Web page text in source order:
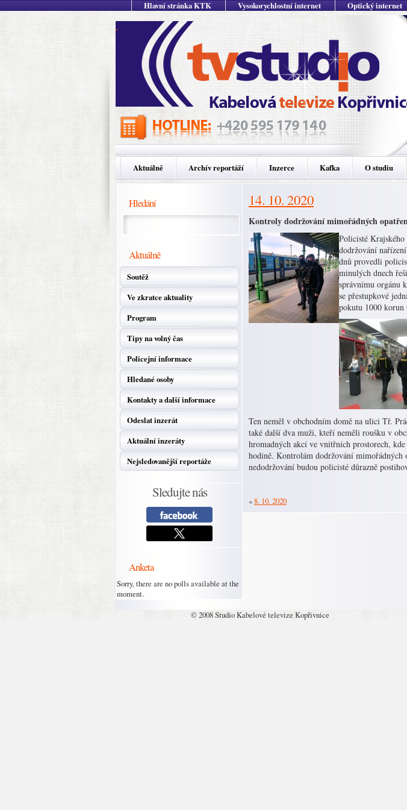
Hlavní stránka KTK Vysokorychlostní internet Optický internet
Aktuálně Archív reportáží Inzerce Kafka O studiu
Hledání
Aktuálně
Soutěž
Ve zkratce aktuality
Program
Tipy na volný čas
Policejní informace
Hledané osoby
Kontakty a další informace
Odeslat inzerát
Aktuální inzeráty
Nejsledovanější reportáže
Sledujte nás
Anketa
Sorry, there are no polls available at the
moment.
14. 10. 2020
Kontroly dodržování mimořádných
Policisté
dodržování
dnů provedli
minulých dnech
správnímu orgánu
se přestupkové
pokutu 1000
Ten neměl v obchodním domě na ulici Tř.
také další dva muži, kteří neměli roušku v
hromadných akcí ve vnitřních prostorech,
hodině. Kontrolám dodržování mimořádných
nedodržování budou policisté důrazně
«8. 10. 2020
© 2008 Studio Kabelové televize Kopřivnice